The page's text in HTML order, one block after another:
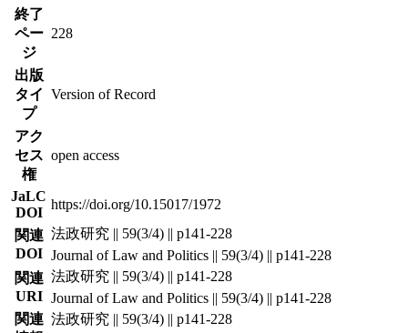
終了
ペー
ジ
228
出版
タイ
プ
Version of Record
アク
セス
権
open access
JaLC
DOI
https://doi.org/10.15017/1972
関連
DOI
法政研究 || 59(3/4) || p141-228
Journal of Law and Politics || 59(3/4) || p141-228
関連
URI
法政研究 || 59(3/4) || p141-228
Journal of Law and Politics || 59(3/4) || p141-228
関連 法政研究 || 59(3/4) || p141-228